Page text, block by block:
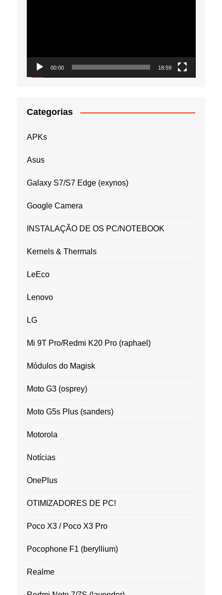
00:00 18:59
Categorias
APKs
Asus
Galaxy S7/S7 Edge (exynos)
Google Camera
INSTALAÇÃO DE OS PC/NOTEBOOK
Kernels & Thermals
LeEco
Lenovo
LG
Mi 9T Pro/Redmi K20 Pro (raphael)
Módulos do Magisk
Moto G3 (osprey)
Moto G5s Plus (sanders)
Motorola
Notícias
OnePlus
OTIMIZADORES DE PC!
Poco X3 / Poco X3 Pro
Pocophone F1 (beryllium)
Realme